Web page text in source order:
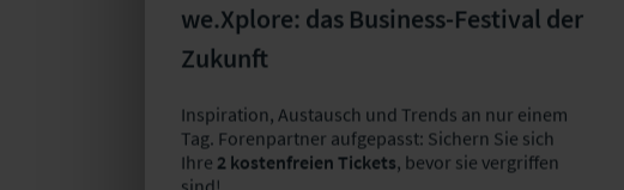
we.Xplore: das Business-Festival der
Zukunft
Inspiration, Austausch und Trends an nur einem
Tag. Forenpartner aufgepasst: Sichern Sie sich
Ihre 2 kostenfreien Tickets, bevor sie vergriffen